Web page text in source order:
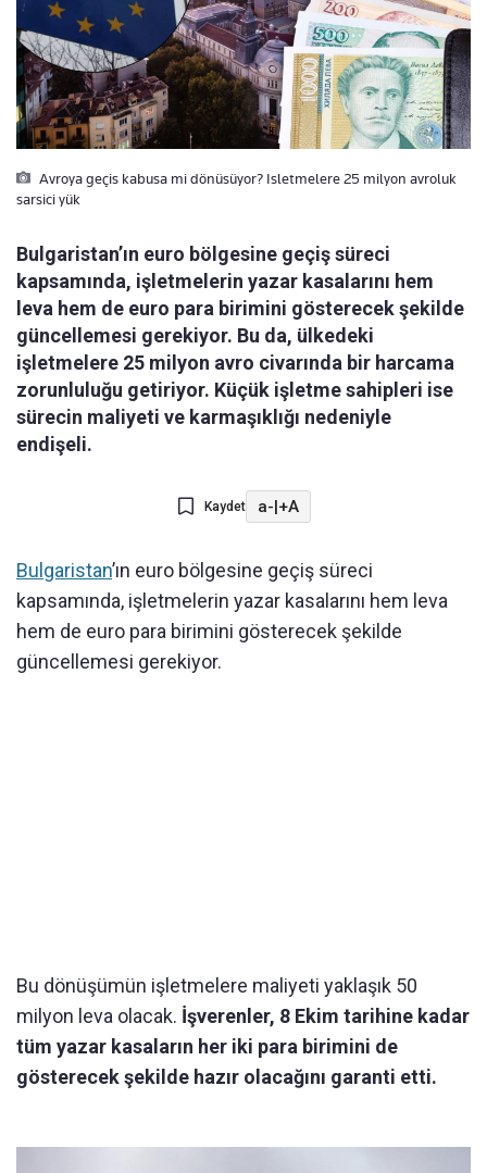
Avroya geçis kabusa mi dönüsüyor? Isletmelere 25 milyon avroluk
sarsici yük
Bulgaristan’ın euro bölgesine geçiş süreci
kapsamında, işletmelerin yazar kasalarını hem
leva hem de euro para birimini gösterecek şekilde
güncellemesi gerekiyor. Bu da, ülkedeki
işletmelere 25 milyon avro civarında bir harcama
zorunluluğu getiriyor. Küçük işletme sahipleri ise
sürecin maliyeti ve karmaşıklığı nedeniyle
endişeli.
Kaydet a-|+A
Bulgaristan’ın euro bölgesine geçiş süreci
kapsamında, işletmelerin yazar kasalarını hem leva
hem de euro para birimini gösterecek şekilde
güncellemesi gerekiyor.
Bu dönüşümün işletmelere maliyeti yaklaşık 50
milyon leva olacak. İşverenler, 8 Ekim tarihine kadar
tüm yazar kasaların her iki para birimini de
gösterecek şekilde hazır olacağını garanti etti.